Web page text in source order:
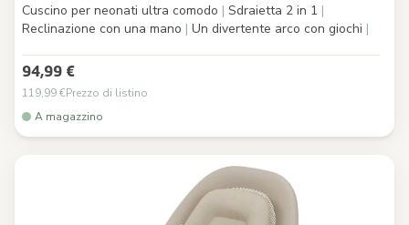
Cuscino per neonati ultra comodo | Sdraietta 2 in 1 |
Reclinazione con una mano | Un divertente arco con giochi |
94,99 €
119,99 €Prezzo di listino
A magazzino